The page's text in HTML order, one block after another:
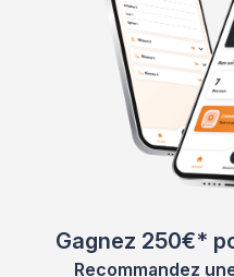
Gagnez 250€*
Recommandez